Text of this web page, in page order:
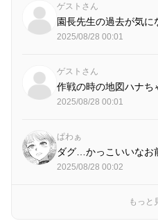
ゲストさん
園長先生の過去が気に
2025/08/28 00:01
ゲストさん
作戦の時の地図ハナち
2025/08/28 00:01
ぱわぁ
ダグ…かっこいいなお
2025/08/28 00:02
もっと